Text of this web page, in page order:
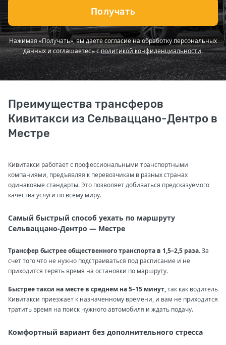
Получать
Нажимая «Получать», вы даете согласие на обработку персональных
данных и соглашаетесь сполитикой конфиденциальности.
Преимущества трансферов
Кивитакси из Сельваццано-Дентро в
Местре
Кивитакси работает с профессиональными транспортными
компаниями, предъявляя к перевозчикам в разных странах
одинаковые стандарты. Это позволяет добиваться предсказуемого
качества услуги по всему миру.
Самый быстрый способ уехать по маршруту
Сельваццано-Дентро — Местре
Трансфер быстрее общественного транспорта в 1,5–2,5 раза.За
счет того что не нужно подстраиваться под расписание и не
приходится терять время на остановки по маршруту.
Быстрее такси на месте в среднем на 5–15 минут,так как водитель
Кивитакси приезжает к назначенному времени, и вам не приходится
тратить время на поиск нужного автомобиля и ждать подачу.
Комфортный вариант без дополнительного стресса